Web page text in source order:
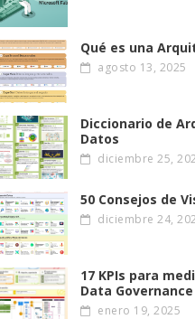
Qué es una
agosto 13, 2025
Diccionario de
Datos
diciembre 25,
50 Consejos de
diciembre 24,
17 KPIs para
Data Governance
enero 19, 2025